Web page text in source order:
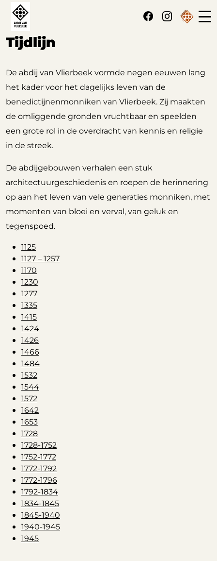
Tijdlijn
De abdij van Vlierbeek vormde negen eeuwen lang
het kader voor het dagelijks leven van de
benedictijnenmonniken van Vlierbeek. Zij maakten
de omliggende gronden vruchtbaar en speelden
een grote rol in de overdracht van kennis en religie
in de streek.
De abdijgebouwen verhalen een stuk
architectuurgeschiedenis en roepen de herinnering
op aan het leven van vele generaties monniken, met
momenten van bloei en verval, van geluk en
tegenspoed.
1125
1127 – 1257
1170
1230
1277
1335
1415
1424
1426
1466
1484
1532
1544
1572
1642
1653
1728
1728-1752
1752-1772
1772-1792
1772-1796
1792-1834
1834-1845
1845-1940
1940-1945
1945
Cookies beheer paneel